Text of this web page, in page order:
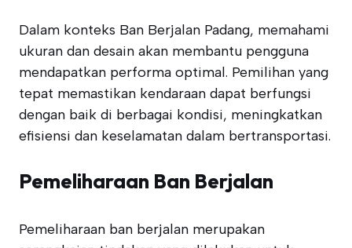
Dalam konteks Ban Berjalan Padang, memahami
ukuran dan desain akan membantu pengguna
mendapatkan performa optimal. Pemilihan yang
tepat memastikan kendaraan dapat berfungsi
dengan baik di berbagai kondisi, meningkatkan
efisiensi dan keselamatan dalam bertransportasi.
Pemeliharaan Ban Berjalan
Pemeliharaan ban berjalan merupakan